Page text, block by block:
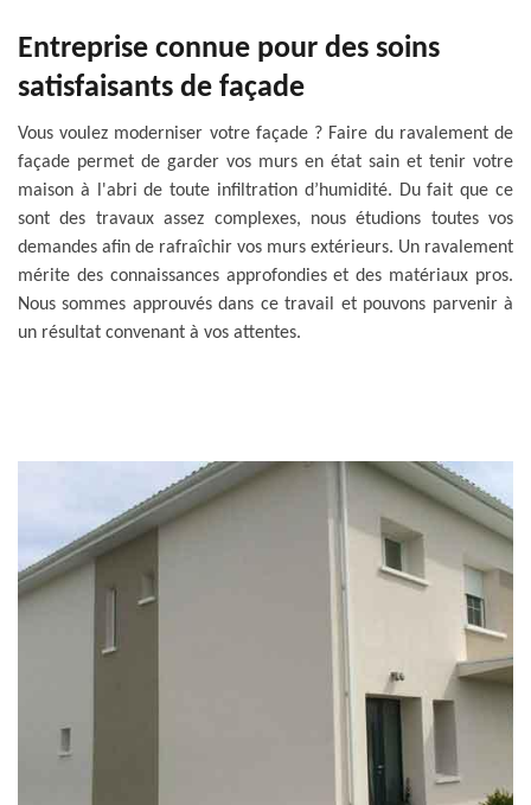
Entreprise connue pour des soins
satisfaisants de façade
Vous voulez moderniser votre façade ? Faire du ravalement de
façade permet de garder vos murs en état sain et tenir votre
maison à l'abri de toute infiltration d’humidité. Du fait que ce
sont des travaux assez complexes, nous étudions toutes vos
demandes afin de rafraîchir vos murs extérieurs. Un ravalement
mérite des connaissances approfondies et des matériaux pros.
Nous sommes approuvés dans ce travail et pouvons parvenir à
un résultat convenant à vos attentes.